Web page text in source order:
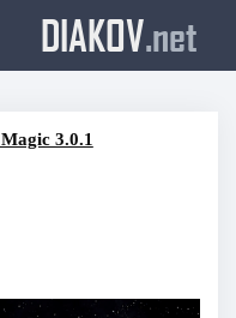
DIAKOV.net
3.0.1